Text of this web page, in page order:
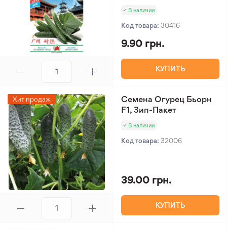
В наличии
Код товара: 30416
9.90 грн.
КУПИТЬ
Хит продаж
Семена Огурец Бьорн
F1, Зип-Пакет
В наличии
Код товара: 32006
39.00 грн.
КУПИТЬ